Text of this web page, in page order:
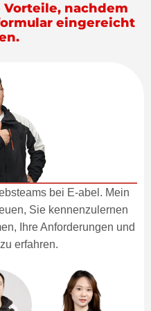
nachdem
eingereicht
bei E-abel. Mein
Sie kennenzulernen
Ihre Anforderungen und
erfahren.